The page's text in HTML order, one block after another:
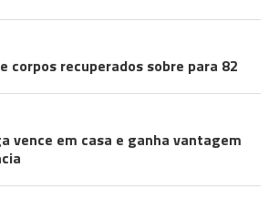
corpos recuperados sobre para 82
vence em casa e ganha vantagem